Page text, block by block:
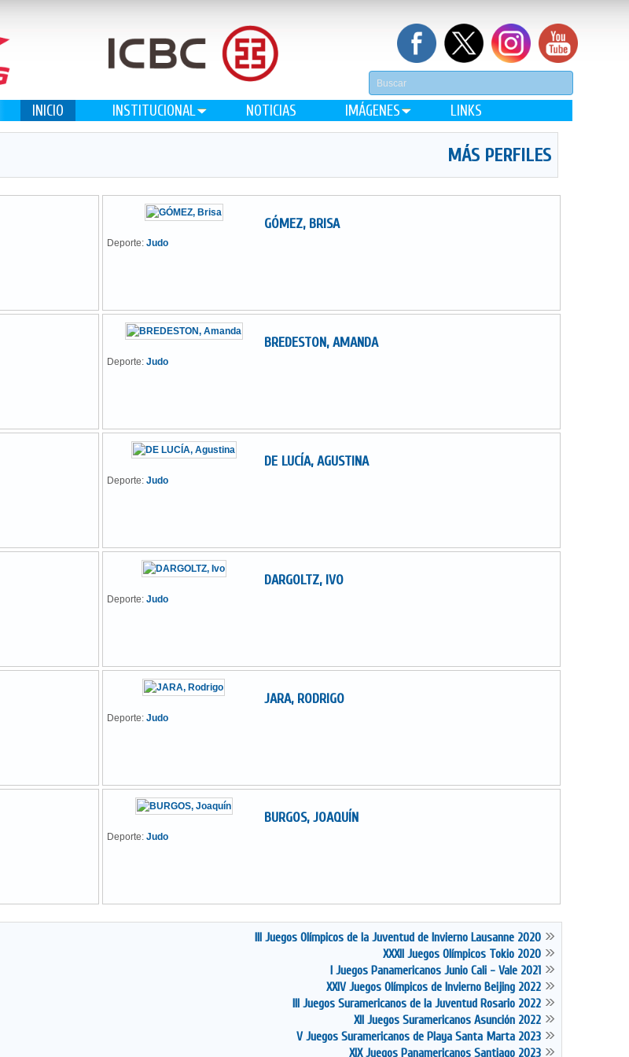
INICIO INSTITUCIONAL NOTICIAS IMÁGENES LINKS
MÁS PERFILES
GÓMEZ, BRISA
Deporte: Judo
BREDESTON, AMANDA
Deporte: Judo
DE LUCÍA, AGUSTINA
Deporte: Judo
DARGOLTZ, IVO
Deporte: Judo
JARA, RODRIGO
Deporte: Judo
BURGOS, JOAQUÍN
Deporte: Judo
III Juegos Olímpicos de la Juventud de Invierno Lausanne 2020
XXXII Juegos Olímpicos Tokio 2020
I Juegos Panamericanos Junio Cali - Vale 2021
XXIV Juegos Olímpicos de Invierno Beijing 2022
III Juegos Suramericanos de la Juventud Rosario 2022
XII Juegos Suramericanos Asunción 2022
V Juegos Suramericanos de Playa Santa Marta 2023
XIX Juegos Panamericanos Santiago 2023